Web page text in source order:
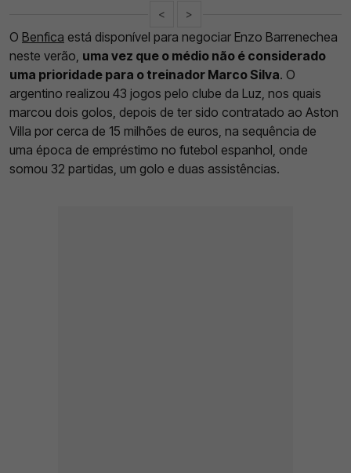
< >
O Benfica está disponível para negociar Enzo Barrenechea
neste verão, uma vez que o médio não é considerado
uma prioridade para o treinador Marco Silva. O
argentino realizou 43 jogos pelo clube da Luz, nos quais
marcou dois golos, depois de ter sido contratado ao Aston
Villa por cerca de 15 milhões de euros, na sequência de
uma época de empréstimo no futebol espanhol, onde
somou 32 partidas, um golo e duas assistências.